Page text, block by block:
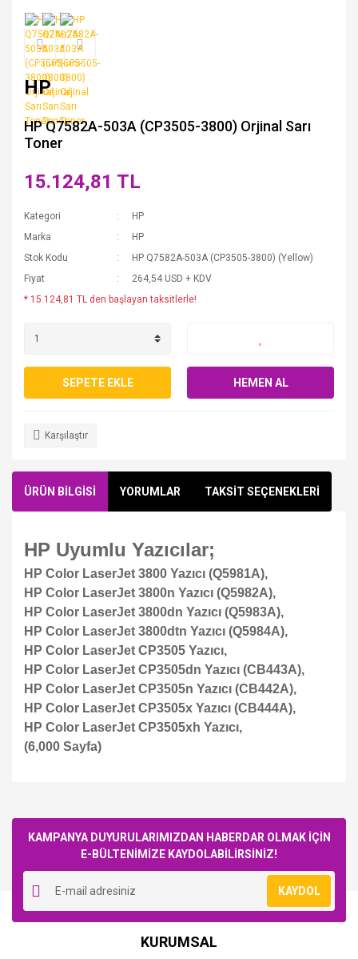
HP
HP Q7582A-503A (CP3505-3800) Orjinal Sarı
Toner
15.124,81 TL
Kategori
HP
Marka
HP
Stok Kodu
HP Q7582A-503A (CP3505-3800) (Yellow)
Fiyat
264,54 USD + KDV
* 15.124,81 TL den başlayan taksitlerle!
SEPETE EKLE HEMEN AL
Karşılaştır
ÜRÜN BİLGİSİ YORUMLAR TAKSİT SEÇENEKLERİ
HP Uyumlu Yazıcılar;
HP Color LaserJet 3800 Yazıcı (Q5981A),
HP Color LaserJet 3800n Yazıcı (Q5982A),
HP Color LaserJet 3800dn Yazıcı (Q5983A),
HP Color LaserJet 3800dtn Yazıcı (Q5984A),
HP Color LaserJet CP3505 Yazıcı,
HP Color LaserJet CP3505dn Yazıcı (CB443A),
HP Color LaserJet CP3505n Yazıcı (CB442A),
HP Color LaserJet CP3505x Yazıcı (CB444A),
HP Color LaserJet CP3505xh Yazıcı,
(6,000 Sayfa)
KAMPANYA DUYURULARIMIZDAN HABERDAR OLMAK İÇİN
E-BÜLTENİMİZE KAYDOLABİLİRSİNİZ!
KAYDOL
KURUMSAL